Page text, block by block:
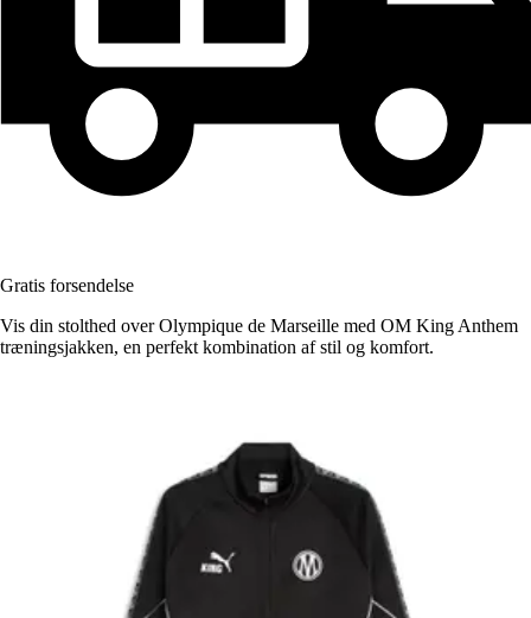
Gratis forsendelse
Vis din stolthed over Olympique de Marseille med OM King Anthem
træningsjakken, en perfekt kombination af stil og komfort.